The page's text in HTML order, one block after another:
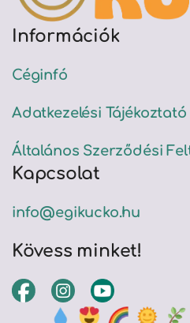
Információk
Céginfó
Adatkezelési Tájékoztató
Általános Szerződési
Kapcsolat
info@egikucko.hu
Kövess minket!